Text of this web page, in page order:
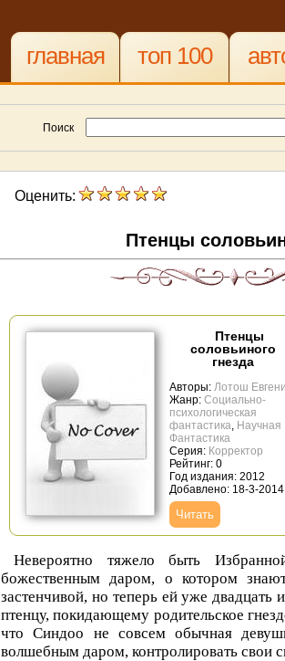
главная топ 100
Поиск
Оценить:
Птенцы
Птенцы
соловьиного
гнезда
Авторы: Лотош
Жанр: Социально-
психологическая
фантастика, Научная
Фантастика
Серия: Корректор
Рейтинг: 0
Год издания: 2012
Добавлено: 18-3-2014
Читать
Невероятно тяжело быть
божественным даром, о котором
застенчивой, но теперь ей уже
птенцу, покидающему родительское
что Синдоо не совсем обычная
волшебным даром, контролировать свои